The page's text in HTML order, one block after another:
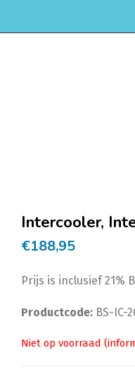
Intercooler,
€188,95
Prijs is inclusief 21%
Productcode: BS-IC-